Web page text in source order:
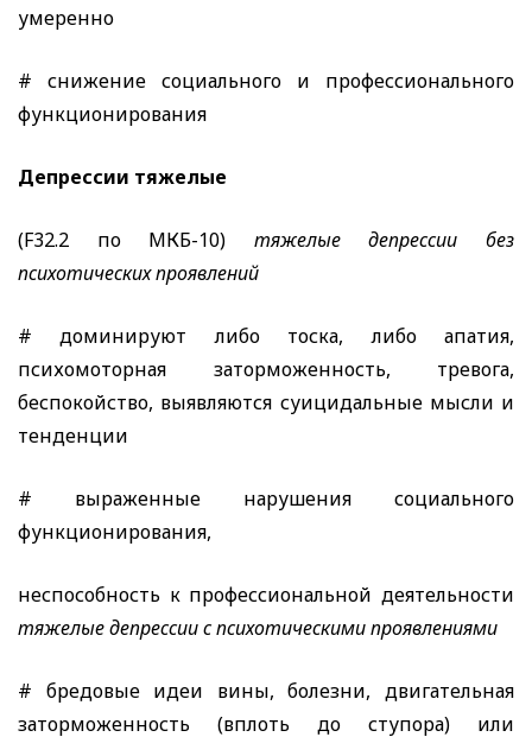
умеренно
# снижение социального и профессионального
функционирования
Депрессии тяжелые
(F32.2 по МКБ-10) тяжелые депрессии без
психотических проявлений
# доминируют либо тоска, либо апатия,
психомоторная заторможенность, тревога,
беспокойство, выявляются суицидальные мысли и
тенденции
# выраженные нарушения социального
функционирования,
неспособность к профессиональной деятельности
тяжелые депрессии с психотическими проявлениями
# бредовые идеи вины, болезни, двигательная
заторможенность (вплоть до ступора) или